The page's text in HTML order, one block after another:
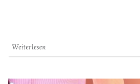
Weiterlesen